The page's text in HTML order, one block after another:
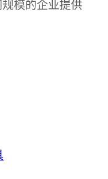
规模的企业提供